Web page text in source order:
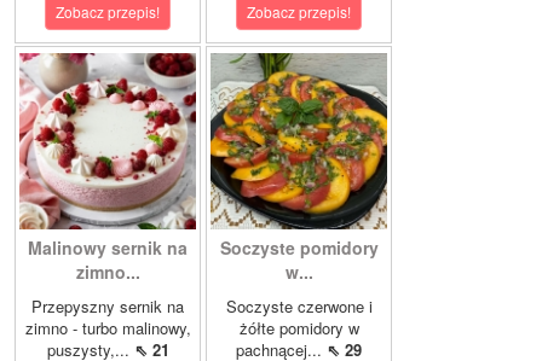
Zobacz przepis! Zobacz przepis!
Malinowy sernik na
zimno...
Przepyszny sernik na
zimno - turbo malinowy,
puszysty,... ⇖ 21
Soczyste pomidory
w...
Soczyste czerwone i
żółte pomidory w
pachnącej... ⇖ 29